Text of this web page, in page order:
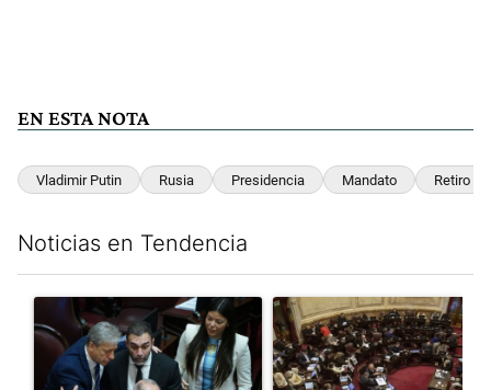
EN ESTA NOTA
Vladimir Putin Rusia Presidencia Mandato Retiro
Noticias en Tendencia
Un artículo de tendencia con el título "Encuesta, mientras el
Un artículo de tendencia con